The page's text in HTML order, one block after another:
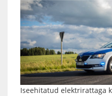
Iseehitatud elektrirattaga